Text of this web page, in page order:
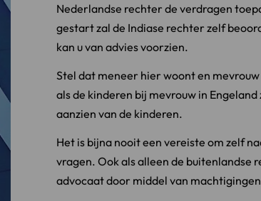
Nederlandse rechter de verdragen
gestart zal de Indiase rechter zelf
kan u van advies voorzien.
Stel dat meneer hier woont en
als de kinderen bij mevrouw in
aanzien van de kinderen.
Het is bijna nooit een vereiste om zelf
vragen. Ook als alleen de buitenlandse
advocaat door middel van